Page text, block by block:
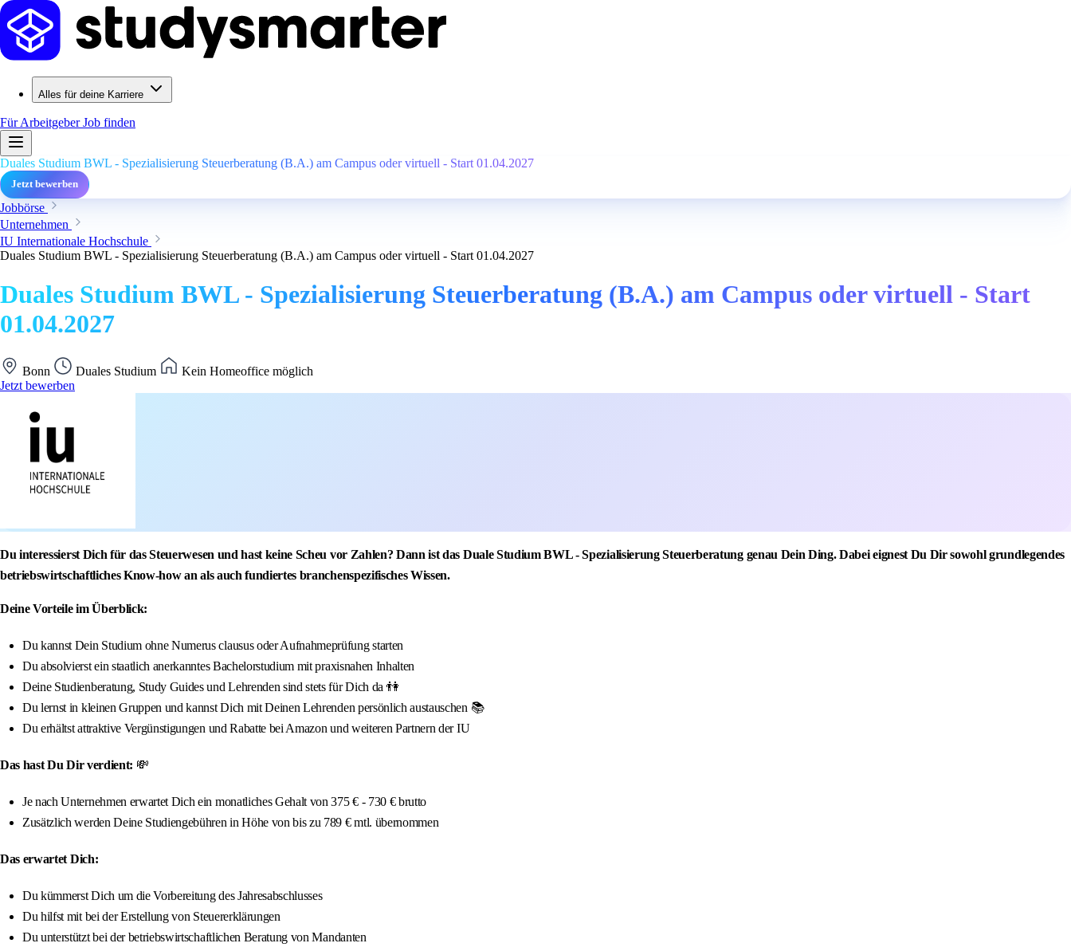
Alles für deine Karriere
Für ArbeitgeberJob finden
Duales Studium BWL - Spezialisierung Steuerberatung (B.A.) am Campus oder virtuell - Start 01.04.2027
Jetzt bewerben
Jobbörse
Unternehmen
IU Internationale Hochschule
Duales Studium BWL - Spezialisierung Steuerberatung (B.A.) am Campus oder virtuell - Start 01.04.2027
Duales Studium BWL - Spezialisierung Steuerberatung (B.A.) am Campus oder virtuell - Start
01.04.2027
Bonn Duales Studium
Kein Homeoffice möglich
Jetzt bewerben
Du interessierst Dich für das Steuerwesen und hast keine Scheu vor Zahlen? Dann ist das Duale Studium BWL - Spezialisierung Steuerberatung genau Dein Ding. Dabei eignest Du Dir sowohl grundlegendes
betriebswirtschaftliches Know-how an als auch fundiertes branchenspezifisches Wissen.
Deine Vorteile im Überblick:
Du kannst Dein Studium ohne Numerus clausus oder Aufnahmeprüfung starten
Du absolvierst ein staatlich anerkanntes Bachelorstudium mit praxisnahen Inhalten
Deine Studienberatung, Study Guides und Lehrenden sind stets für Dich da 👫
Du lernst in kleinen Gruppen und kannst Dich mit Deinen Lehrenden persönlich austauschen 📚
Du erhältst attraktive Vergünstigungen und Rabatte bei Amazon und weiteren Partnern der IU
Das hast Du Dir verdient: 💸
Je nach Unternehmen erwartet Dich ein monatliches Gehalt von 375 € - 730 € brutto
Zusätzlich werden Deine Studiengebühren in Höhe von bis zu 789 € mtl. übernommen
Das erwartet Dich:
Du kümmerst Dich um die Vorbereitung des Jahresabschlusses
Du hilfst mit bei der Erstellung von Steuererklärungen
Du unterstützt bei der betriebswirtschaftlichen Beratung von Mandanten